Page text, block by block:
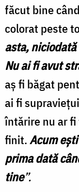
făcut bine
colorat peste
asta,
Nu ai fi avut
aș fi băgat
ai fi
întărire nu ar
finit.Acum
prima dată
tine”.